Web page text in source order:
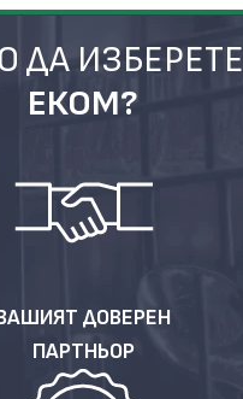
ДА ИЗБЕРЕТЕ
ЕКОМ?
ДОВЕРЕН
ПАРТНЬОР